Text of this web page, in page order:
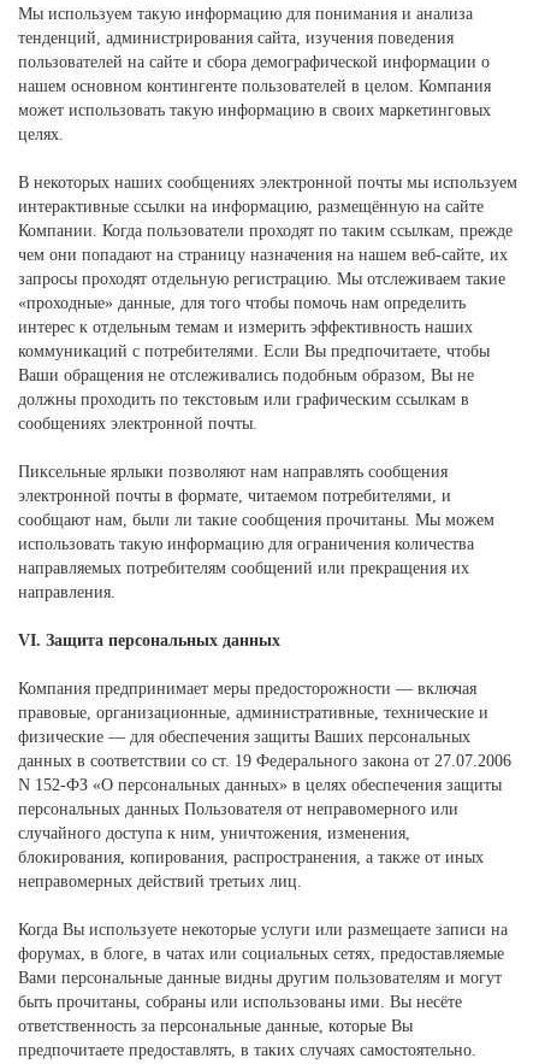
Мы используем такую информацию для понимания и анализа
тенденций, администрирования сайта, изучения поведения
пользователей на сайте и сбора демографической информации о
нашем основном контингенте пользователей в целом. Компания
может использовать такую информацию в своих маркетинговых
целях.
В некоторых наших сообщениях электронной почты мы используем
интерактивные ссылки на информацию, размещённую на сайте
Компании. Когда пользователи проходят по таким ссылкам, прежде
чем они попадают на страницу назначения на нашем веб-сайте, их
запросы проходят отдельную регистрацию. Мы отслеживаем такие
«проходные» данные, для того чтобы помочь нам определить
интерес к отдельным темам и измерить эффективность наших
коммуникаций с потребителями. Если Вы предпочитаете, чтобы
Ваши обращения не отслеживались подобным образом, Вы не
должны проходить по текстовым или графическим ссылкам в
сообщениях электронной почты.
Пиксельные ярлыки позволяют нам направлять сообщения
электронной почты в формате, читаемом потребителями, и
сообщают нам, были ли такие сообщения прочитаны. Мы можем
использовать такую информацию для ограничения количества
направляемых потребителям сообщений или прекращения их
направления.
VI. Защита персональных данных
Компания предпринимает меры предосторожности — включая
правовые, организационные, административные, технические и
физические — для обеспечения защиты Ваших персональных
данных в соответствии со ст. 19 Федерального закона от 27.07.2006
N 152-ФЗ «О персональных данных» в целях обеспечения защиты
персональных данных Пользователя от неправомерного или
случайного доступа к ним, уничтожения, изменения,
блокирования, копирования, распространения, а также от иных
неправомерных действий третьих лиц.
Когда Вы используете некоторые услуги или размещаете записи на
форумах, в блоге, в чатах или социальных сетях, предоставляемые
Вами персональные данные видны другим пользователям и могут
быть прочитаны, собраны или использованы ими. Вы несёте
ответственность за персональные данные, которые Вы
предпочитаете предоставлять, в таких случаях самостоятельно.